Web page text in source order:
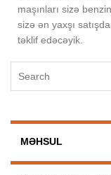
maşınları sizə
sizə ən yaxşı
təklif edəcəyik.
MƏHSUL